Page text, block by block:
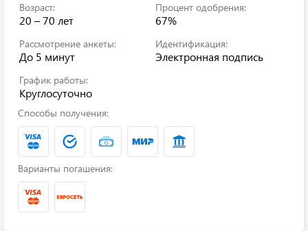
Возраст:
20 – 70 лет
Процент одобрения:
67%
Рассмотрение анкеты:
До 5 минут
Идентификация:
Электронная подпись
График работы:
Круглосуточно
Способы получения:
Варианты погашения: